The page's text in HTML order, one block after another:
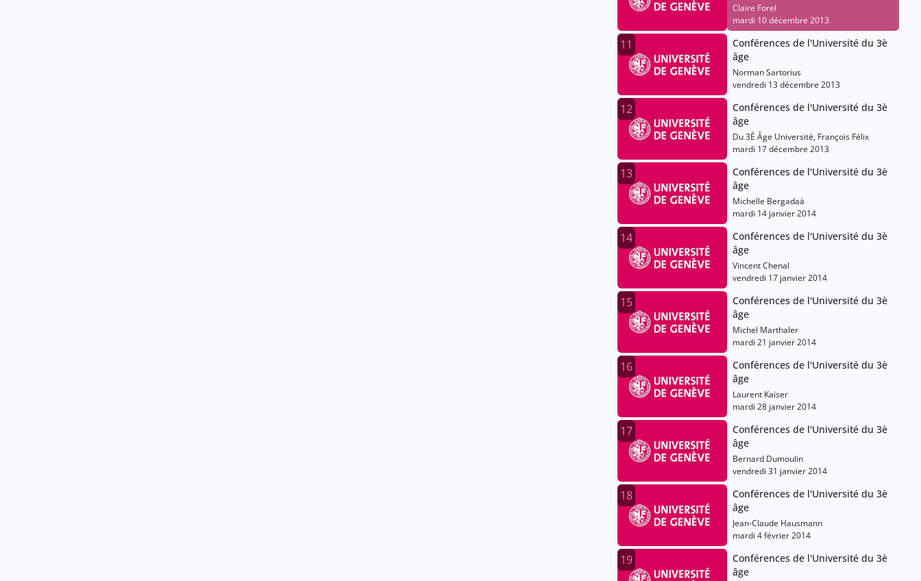
Claire Forel
mardi 10 décembre 2013
11
Conférences de l'Université du 3è
âge
Norman Sartorius
vendredi 13 décembre 2013
12
Conférences de l'Université du 3è
âge
Du 3È Âge Université, François Félix
mardi 17 décembre 2013
13
Conférences de l'Université du 3è
âge
Michelle Bergadaà
mardi 14 janvier 2014
14
Conférences de l'Université du 3è
âge
Vincent Chenal
vendredi 17 janvier 2014
15
Conférences de l'Université du 3è
âge
Michel Marthaler
mardi 21 janvier 2014
16
Conférences de l'Université du 3è
âge
Laurent Kaiser
mardi 28 janvier 2014
17
Conférences de l'Université du 3è
âge
Bernard Dumoulin
vendredi 31 janvier 2014
18
Conférences de l'Université du 3è
âge
Jean-Claude Hausmann
mardi 4 février 2014
19
Conférences de l'Université du 3è
âge